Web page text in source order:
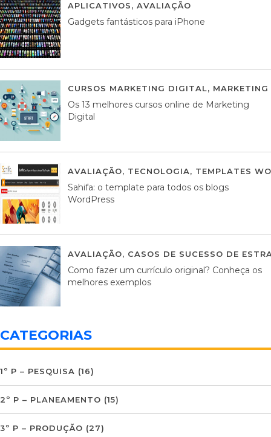
APLICATIVOS, AVALIAÇÃO
Gadgets fantásticos para iPhone
CURSOS MARKETING DIGITAL,
Os 13 melhores cursos online de Marketing
Digital
AVALIAÇÃO, TECNOLOGIA, TEMPLATES
Sahifa: o template para todos os blogs
WordPress
AVALIAÇÃO, CASOS DE SUCESSO DE
Como fazer um currículo original? Conheça os
melhores exemplos
CATEGORIAS
1º P – PESQUISA (16)
2º P – PLANEAMENTO (15)
3º P – PRODUÇÃO (27)